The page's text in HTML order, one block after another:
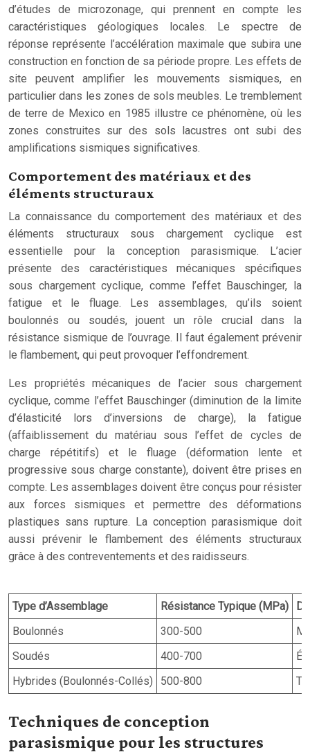
d’études de microzonage, qui prennent en compte les
caractéristiques géologiques locales. Le spectre de
réponse représente l’accélération maximale que subira une
construction en fonction de sa période propre. Les effets de
site peuvent amplifier les mouvements sismiques, en
particulier dans les zones de sols meubles. Le tremblement
de terre de Mexico en 1985 illustre ce phénomène, où les
zones construites sur des sols lacustres ont subi des
amplifications sismiques significatives.
Comportement des matériaux et des
éléments structuraux
La connaissance du comportement des matériaux et des
éléments structuraux sous chargement cyclique est
essentielle pour la conception parasismique. L’acier
présente des caractéristiques mécaniques spécifiques
sous chargement cyclique, comme l’effet Bauschinger, la
fatigue et le fluage. Les assemblages, qu’ils soient
boulonnés ou soudés, jouent un rôle crucial dans la
résistance sismique de l’ouvrage. Il faut également prévenir
le flambement, qui peut provoquer l’effondrement.
Les propriétés mécaniques de l’acier sous chargement
cyclique, comme l’effet Bauschinger (diminution de la limite
d’élasticité lors d’inversions de charge), la fatigue
(affaiblissement du matériau sous l’effet de cycles de
charge répétitifs) et le fluage (déformation lente et
progressive sous charge constante), doivent être prises en
compte. Les assemblages doivent être conçus pour résister
aux forces sismiques et permettre des déformations
plastiques sans rupture. La conception parasismique doit
aussi prévenir le flambement des éléments structuraux
grâce à des contreventements et des raidisseurs.
Type d’Assemblage Résistance Typique (MPa)
Boulonnés
300-500
Soudés
400-700
Hybrides (Boulonnés-Collés)
500-800
Techniques de conception
parasismique pour les structures